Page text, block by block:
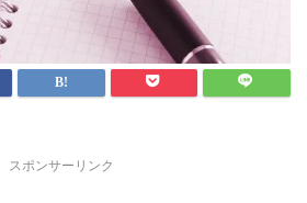
スポンサーリンク